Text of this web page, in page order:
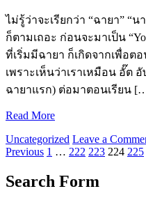
ไม่รู้ว่าจะเรียกว่า “ฉายา” “
ก็ตามเถอะ ก่อนจะมาเป็น
ที่เริ่มมีฉายา ก็เกิดจากเพื่อต
เพราะเห็นว่าเราเหมือน อั๊ต
ฉายาแรก) ต่อมาตอนเรียน
Read More
Uncategorized Leave a
Previous 1 … 222 223 224 225
Search Form